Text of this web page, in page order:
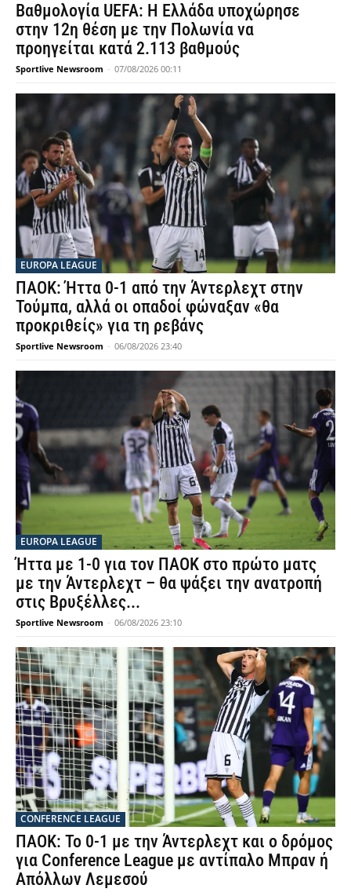
Βαθμολογία UEFA: Η Ελλάδα υποχώρησε
στην 12η θέση με την Πολωνία να
προηγείται κατά 2.113 βαθμούς
Sportlive Newsroom - 07/08/2026 00:11
EUROPA LEAGUE
ΠΑΟΚ: Ήττα 0-1 από την Άντερλεχτ στην
Τούμπα, αλλά οι οπαδοί φώναξαν «θα
προκριθείς» για τη ρεβάνς
Sportlive Newsroom - 06/08/2026 23:40
EUROPA LEAGUE
Ήττα με 1-0 για τον ΠΑΟΚ στο πρώτο ματς
με την Άντερλεχτ – θα ψάξει την ανατροπή
στις Βρυξέλλες...
Sportlive Newsroom - 06/08/2026 23:10
CONFERENCE LEAGUE
ΠΑΟΚ: Το 0-1 με την Άντερλεχτ και ο δρόμος
για Conference League με αντίπαλο Μπραν ή
Απόλλων Λεμεσού